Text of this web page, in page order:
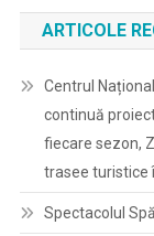
ARTICOLE
Centrul
continuă
fiecare sezon,
trasee turistice
Spectacolul